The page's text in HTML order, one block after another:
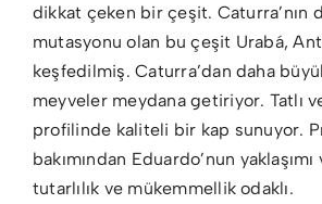
dikkat çeken bir çeşit. Caturra’nın
mutasyonu olan bu çeşit Urabá,
keşfedilmiş. Caturra’dan daha
meyveler meydana getiriyor. Tatlı
profilinde kaliteli bir kap sunuyor.
bakımından Eduardo’nun
tutarlılık ve mükemmellik odaklı.